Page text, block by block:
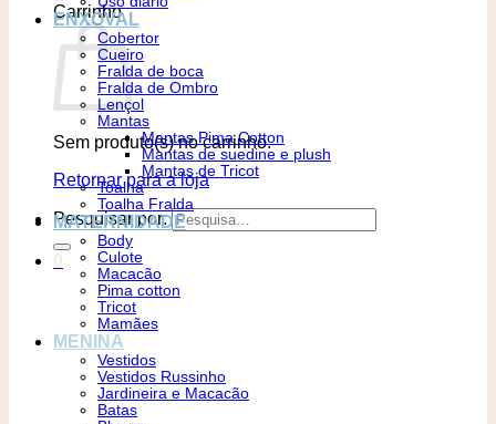
Carrinho
Sem produto(s) no carrinho.
Retornar para a loja
Pesquisar por:
ENXOVAL
Cobertor
Cueiro
Fralda de boca
Fralda de Ombro
Lençol
Mantas
Mantas Pima Cotton
Mantas de suedine e plush
Mantas de Tricot
Toalha
Toalha Fralda
MATERNIDADE
Body
Culote
Macacão
Pima cotton
Tricot
Mamães
MENINA
Vestidos
Vestidos Russinho
Jardineira e Macacão
Batas